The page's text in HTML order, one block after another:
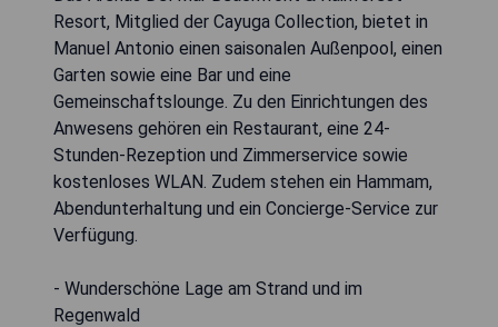
Resort, Mitglied der Cayuga Collection, bietet in
Manuel Antonio einen saisonalen Außenpool, einen
Garten sowie eine Bar und eine
Gemeinschaftslounge. Zu den Einrichtungen des
Anwesens gehören ein Restaurant, eine 24-
Stunden-Rezeption und Zimmerservice sowie
kostenloses WLAN. Zudem stehen ein Hammam,
Abendunterhaltung und ein Concierge-Service zur
Verfügung.
- Wunderschöne Lage am Strand und im
Regenwald